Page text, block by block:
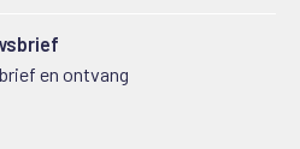
en ontvang